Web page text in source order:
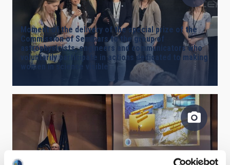
Moment of the delivery of the special prize of the
Commission of Seminars to the group of
astrophysicists, engineers and communicators who
voluntarily participate in actions dedicated to making
women in science visible